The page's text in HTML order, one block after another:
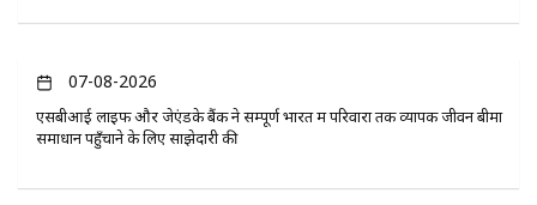
07-08-2026
एसबीआई लाइफ और जेएंडके बैंक ने सम्पूर्ण भारत में परिवारों तक व्यापक जीवन बीमा
समाधान पहुँचाने के लिए साझेदारी की